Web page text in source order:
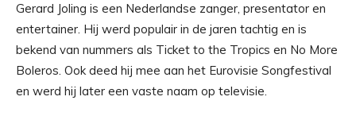
Gerard Joling is een Nederlandse zanger, presentator en
entertainer. Hij werd populair in de jaren tachtig en is
bekend van nummers als Ticket to the Tropics en No More
Boleros. Ook deed hij mee aan het Eurovisie Songfestival
en werd hij later een vaste naam op televisie.